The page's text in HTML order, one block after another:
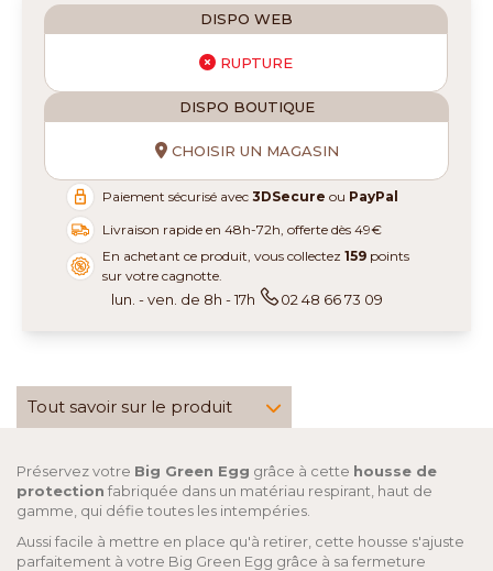
DISPO WEB
RUPTURE
DISPO BOUTIQUE
CHOISIR UN MAGASIN
Paiement sécurisé avec3DSecure ou PayPal
Livraison rapide en 48h-72h, offerte dès 49€
En achetant ce produit, vous collectez159 points
sur votre cagnotte.
lun. - ven. de 8h - 17h 02 48 66 73 09
Tout savoir sur le produit
Préservez votre Big Green Egg grâce à cette housse de
protection fabriquée dans un matériau respirant, haut de
gamme, qui défie toutes les intempéries.
Aussi facile à mettre en place qu'à retirer, cette housse s'ajuste
parfaitement à votre Big Green Egg grâce à sa fermeture